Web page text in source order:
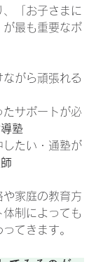
「お子さまに
が最も重要なポ
がら頑張れる
サポートが必
塾
したい・通塾が
や家庭の教育方
制によっても
てきます。